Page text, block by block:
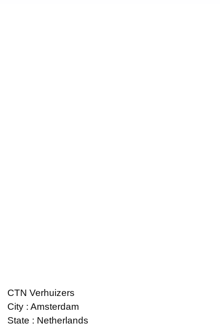
CTN Verhuizers
City : Amsterdam
State : Netherlands